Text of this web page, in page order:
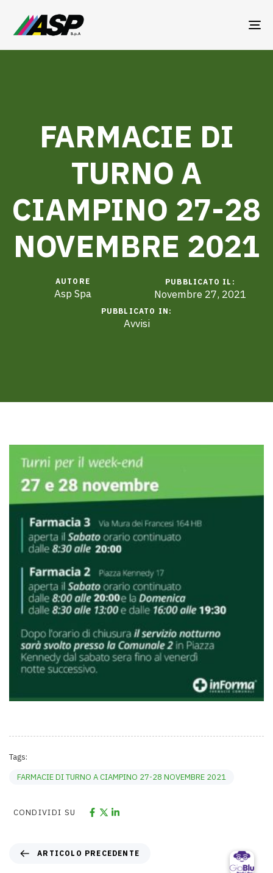
FARMACIE DI
TURNO A
CIAMPINO 27-28
NOVEMBRE 2021
AUTORE
Asp Spa
PUBBLICATO IL:
Novembre 27, 2021
PUBBLICATO IN:
Avvisi
Tags:
FARMACIE DI TURNO A CIAMPINO 27-28 NOVEMBRE 2021
CONDIVIDI SU
ARTICOLO PRECEDENTE